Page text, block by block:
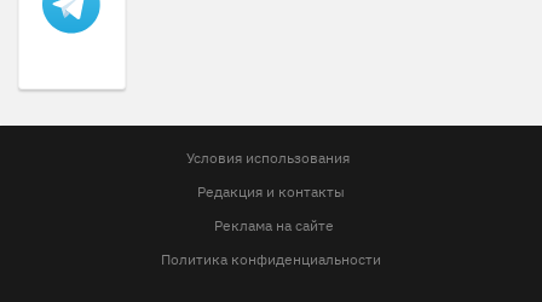
Условия использования
Редакция и контакты
Реклама на сайте
Политика конфиденциальности